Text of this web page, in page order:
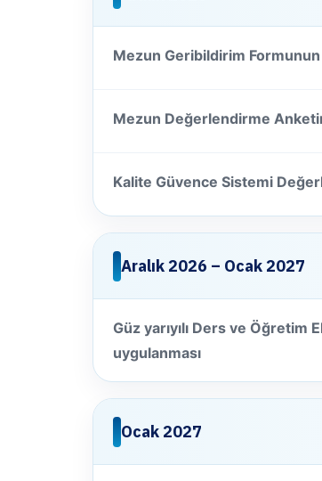
Mezun Geribildirim
Mezun Değerlendirme
Kalite Güvence Sistemi
Aralık 2026 – Ocak 2027
Güz yarıyılı Ders ve Öğretim
uygulanması
Ocak 2027